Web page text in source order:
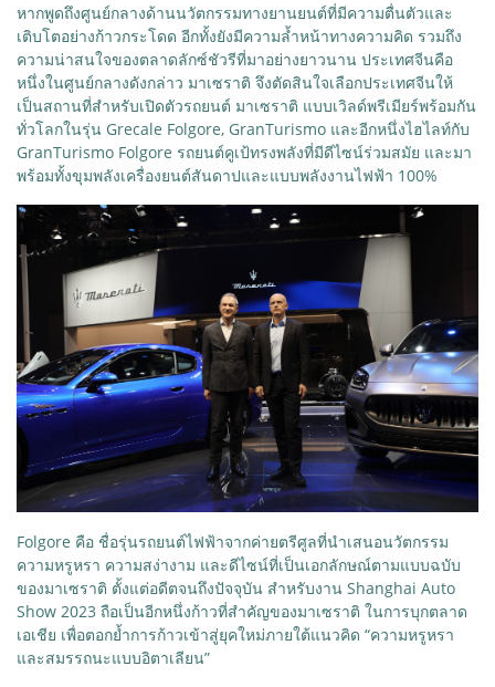
หากพูดถึงศูนย์กลางด้านนวัตกรรมทางยานยนต์ที่มีความตื่นตัวและ
เติบโตอย่างก้าวกระโดด อีกทั้งยังมีความล้ำหน้าทางความคิด รวมถึง
ความน่าสนใจของตลาดลักซ์ชัวรีที่มาอย่างยาวนาน ประเทศจีนคือ
หนึ่งในศูนย์กลางดังกล่าว มาเซราติ จึงตัดสินใจเลือกประเทศจีนให้
เป็นสถานที่สำหรับเปิดตัวรถยนต์ มาเซราติ แบบเวิลด์พรีเมียร์พร้อมกัน
ทั่วโลกในรุ่น Grecale Folgore, GranTurismo และอีกหนึ่งไฮไลท์กับ
GranTurismo Folgore รถยนต์คูเป้ทรงพลังที่มีดีไซน์ร่วมสมัย และมา
พร้อมทั้งขุมพลังเครื่องยนต์สันดาปและแบบพลังงานไฟฟ้า 100%
Folgore คือ ชื่อรุ่นรถยนต์ไฟฟ้าจากค่ายตรีศูลที่นำเสนอนวัตกรรม
ความหรูหรา ความสง่างาม และดีไซน์ที่เป็นเอกลักษณ์ตามแบบฉบับ
ของมาเซราติ ตั้งแต่อดีตจนถึงปัจจุบัน สำหรับงาน Shanghai Auto
Show 2023 ถือเป็นอีกหนึ่งก้าวที่สำคัญของมาเซราติ ในการบุกตลาด
เอเชีย เพื่อตอกย้ำการก้าวเข้าสู่ยุคใหม่ภายใต้แนวคิด “ความหรูหรา
และสมรรถนะแบบอิตาเลียน”